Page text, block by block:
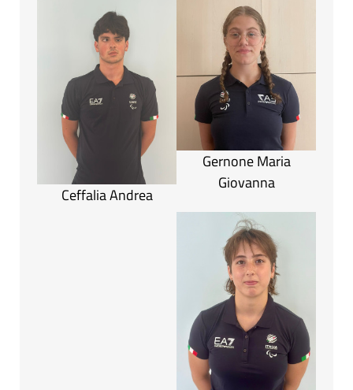
Ceffalia Andrea
Gernone Maria
Giovanna